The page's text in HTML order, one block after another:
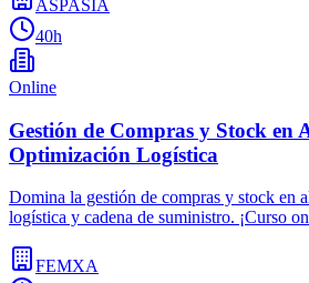
ASPASIA
40h
Online
Gestión de Compras y Stock en
Optimización Logística
Domina la gestión de compras y stock en
logística y cadena de suministro. ¡Curso
FEMXA